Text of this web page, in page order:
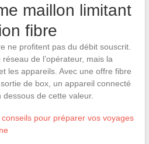
maillon limitant
fibre
ne profitent pas du débit souscrit.
de l’opérateur, mais la
les appareils. Avec une offre fibre
de box, un appareil connecté
de cette valeur.
pour préparer vos voyages